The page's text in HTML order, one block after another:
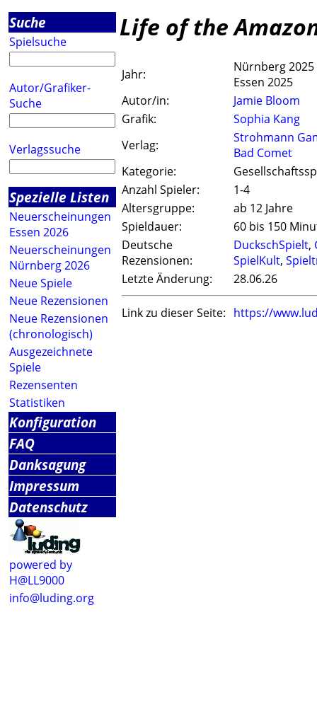
Suche
Spielsuche
Autor/Grafiker-
Suche
Verlagssuche
Spezielle Listen
Neuerscheinungen
Essen 2026
Neuerscheinungen
Nürnberg 2026
Neue Spiele
Neue Rezensionen
Neue Rezensionen
(chronologisch)
Ausgezeichnete
Spiele
Rezensenten
Statistiken
Konfiguration
FAQ
Danksagung
Impressum
Datenschutz
powered by
H@LL9000
info@luding.org
Life of the
Jahr:
Nürnberg 2025
Essen 2025
Autor/in:
Jamie Bloom
Grafik:
Sophia Kang
Verlag:
Strohmann
Bad Comet
Kategorie:
Anzahl Spieler:
1-4
Altersgruppe:
ab 12 Jahre
Spieldauer:
60 bis 150
Deutsche
Rezensionen:
DuckschSpielt,
SpielKult,
Letzte Änderung:
28.06.26
Link zu dieser Seite: https://